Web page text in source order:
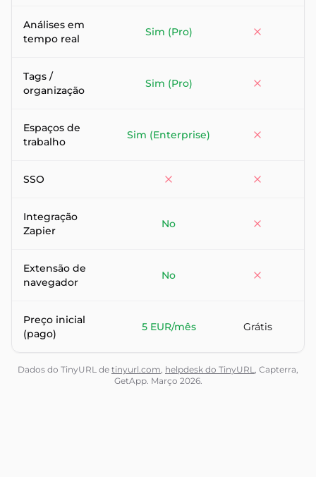
Análises em
tempo real
Sim (Pro)
Tags /
organização
Sim (Pro)
Espaços de
trabalho
Sim (Enterprise)
SSO
Integração
Zapier
No
Extensão de
navegador
No
Preço inicial
(pago)
5 EUR/mês Grátis
Dados do TinyURL de tinyurl.com, helpdesk do TinyURL, Capterra,
GetApp. Março 2026.